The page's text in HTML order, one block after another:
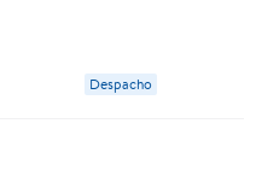
Choice
Despacho